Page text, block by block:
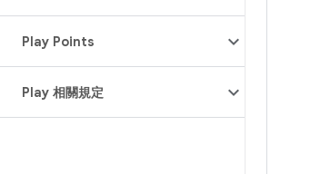
Play Points
Play 相關規定